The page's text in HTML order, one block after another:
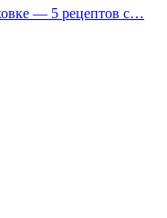
— 5 рецептов с…